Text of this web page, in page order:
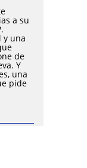
a su
y una
de
Y
una
pide